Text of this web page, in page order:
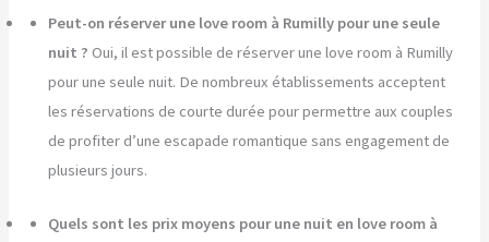
Peut-on réserver une love room à Rumilly pour une seule
nuit ? Oui, il est possible de réserver une love room à Rumilly
pour une seule nuit. De nombreux établissements acceptent
les réservations de courte durée pour permettre aux couples
de profiter d’une escapade romantique sans engagement de
plusieurs jours.
Quels sont les prix moyens pour une nuit en love room à